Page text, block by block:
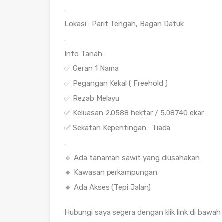
.
Lokasi : Parit Tengah, Bagan Datuk
.
Info Tanah :
✅ Geran 1 Nama
✅ Pegangan Kekal ( Freehold )
✅ Rezab Melayu
✅ Keluasan 2.0588 hektar / 5.08740 ekar
✅ Sekatan Kepentingan : Tiada
.
🔹 Ada tanaman sawit yang diusahakan
🔹 Kawasan perkampungan
🔹 Ada Akses (Tepi Jalan)
Hubungi saya segera dengan klik link di bawah